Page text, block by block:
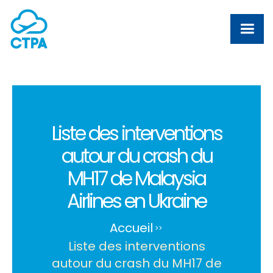
Liste des interventions
autour du crash du
MH17 de Malaysia
Airlines en Ukraine
Accueil >>
Liste des interventions
autour du crash du MH17 de